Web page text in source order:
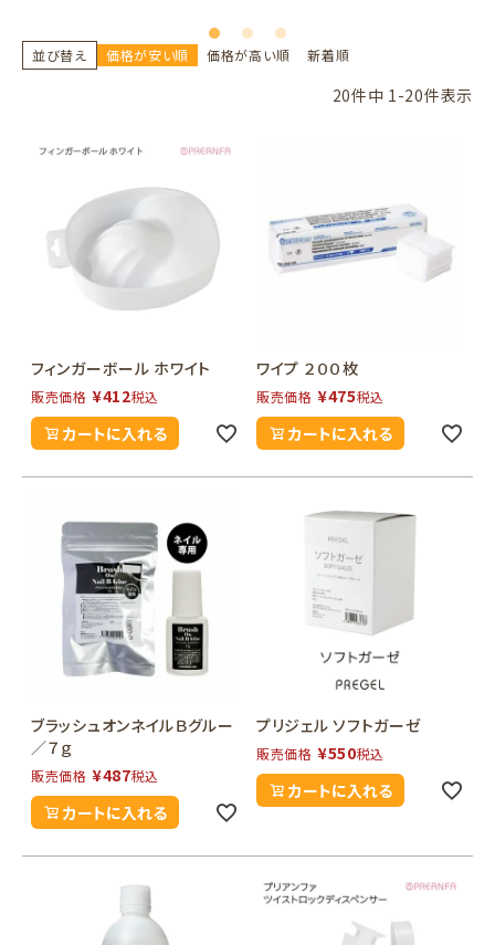
並び替え 価格が安い順 価格が高い順 新着順
20件中 1-20件表示
フィンガーボール ホワイト
販売価格 ¥412税込
カートに入れる
ワイプ ２００枚
販売価格 ¥475税込
カートに入れる
ブラッシュオンネイルＢグルー
／７ｇ
販売価格 ¥487税込
カートに入れる
プリジェル ソフトガーゼ
販売価格 ¥550税込
カートに入れる